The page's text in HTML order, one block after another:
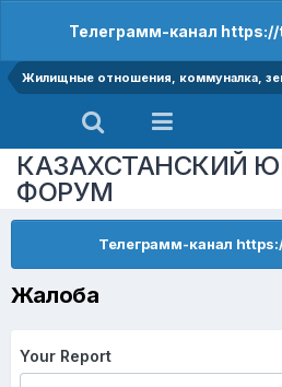
Телеграмм-канал
Жилищные отношения, коммуналка,
КАЗАХСТАНСКИЙ
ФОРУМ
Телеграмм-канал
Жалоба
Your Report